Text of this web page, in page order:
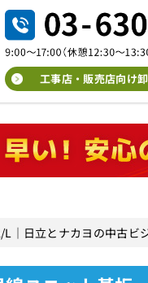
工事店・販売店向け
L｜日立とナカヨの中古ビ